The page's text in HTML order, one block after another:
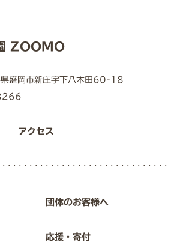
ZOOMO
盛岡市新庄字下八木田60-18
アクセス
団体のお客様へ
応援・寄付